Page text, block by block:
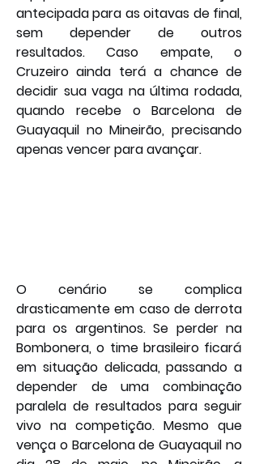
antecipada para as oitavas de final,
sem depender de outros
resultados. Caso empate, o
Cruzeiro ainda terá a chance de
decidir sua vaga na última rodada,
quando recebe o Barcelona de
Guayaquil no Mineirão, precisando
apenas vencer para avançar.
O cenário se complica
drasticamente em caso de derrota
para os argentinos. Se perder na
Bombonera, o time brasileiro ficará
em situação delicada, passando a
depender de uma combinação
paralela de resultados para seguir
vivo na competição. Mesmo que
vença o Barcelona de Guayaquil no